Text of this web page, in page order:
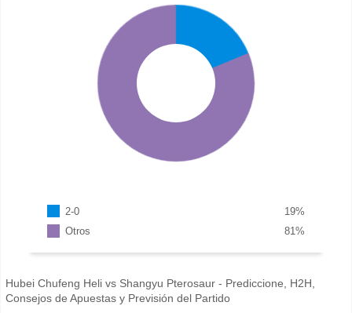
2-0 %
19
Otros
%
81
Hubei Chufeng Heli vs Shangyu Pterosaur - Prediccione, H2H,
Consejos de Apuestas y Previsión del Partido